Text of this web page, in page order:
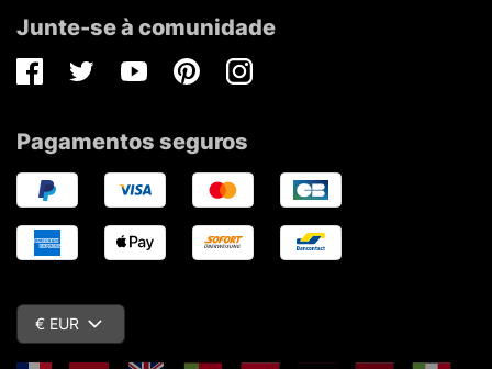
Junte-se à comunidade
FacebookTwitterYoutubePinterestInstagram
Pagamentos seguros
€ EUR